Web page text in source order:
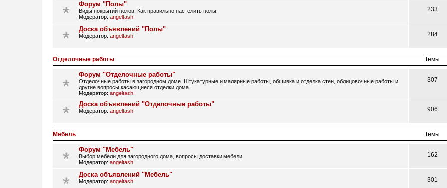
Форум "Полы"
Виды покрытий полов. Как правильно настелить полы.
Модератор: angeltash
233
Доска объявлений "Полы"
Модератор: angeltash 284
Отделочные работы Темы
Форум "Отделочные работы"
Отделочные работы в загородном доме. Штукатурные и малярные работы, обшивка и отделка стен, облицовочные работы и
другие вопросы касающиеся отделки дома.
Модератор: angeltash
307
Доска объявлений "Отделочные работы"
Модератор: angeltash 906
Мебель Темы
Форум "Мебель"
Выбор мебели для загородного дома, вопросы доставки мебели.
Модератор: angeltash
162
Доска объявлений "Мебель"
Модератор: angeltash 301